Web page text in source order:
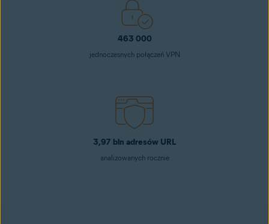
463 000
jednoczesnych połączeń VPN
3,97 bln adresów URL
analizowanych rocznie